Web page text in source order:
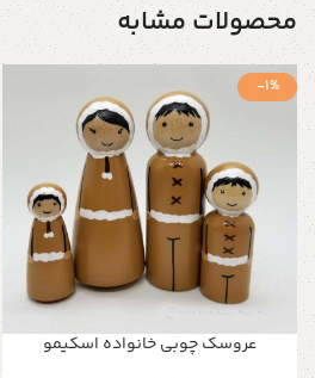
محصولات مشابه
-1%
عروسک چوبی خانواده اسکیمو